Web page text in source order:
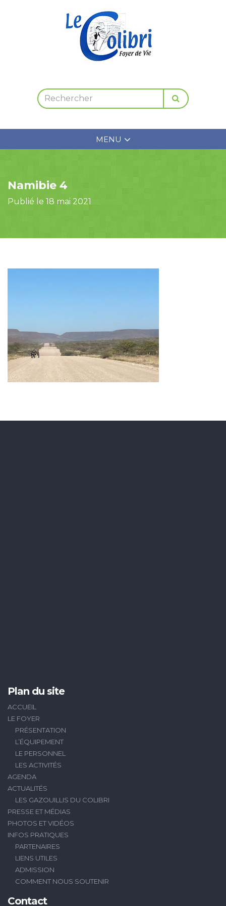
MENU
Namibie 4
Publié le 18 mai 2021
Plan du site
ACCUEIL
LE FOYER
PRÉSENTATION
L’ÉQUIPEMENT
LE PERSONNEL
LES ACTIVITÉS
AGENDA
ACTUALITÉS
LES GAZOUILLIS DU COLIBRI
PRESSE ET MÉDIAS
PHOTOS ET VIDÉOS
INFOS PRATIQUES
PARTENAIRES
LIENS UTILES
ADMISSION
COMMENT NOUS SOUTENIR
Contact